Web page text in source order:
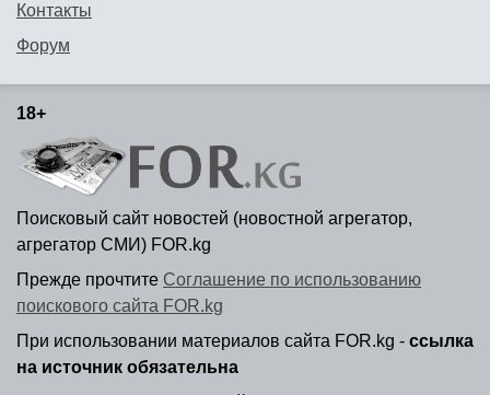
Контакты
Форум
18+
Поисковый сайт новостей (новостной агрегатор,
агрегатор СМИ) FOR.kg
Прежде прочтите Соглашение по использованию
поискового сайта FOR.kg
При использовании материалов сайта FOR.kg - ссылка
на источник обязательна